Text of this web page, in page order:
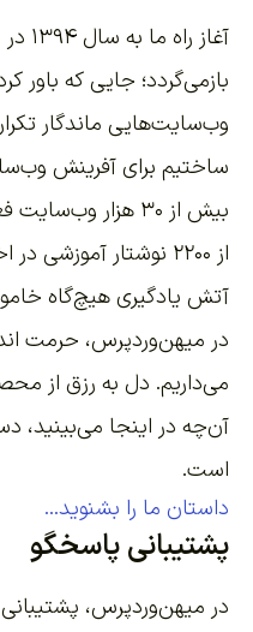
بازمی‌گردد؛ جایی که
وب‌سایت‌هایی ماندگار
ساختیم برای آفرینش
بیش از ۳۰ هزار
از ۲۲۰۰
نوشتار آموزشی در
آتش یادگیری هیچ‌گاه
در میهن‌وردپرس، حرمت
می‌داریم. دل به رزق از
آن‌چه در اینجا می‌بینید،
است.
داستان ما را بشنوید...
پشتیبانی پاسخگو
در میهن‌وردپرس،